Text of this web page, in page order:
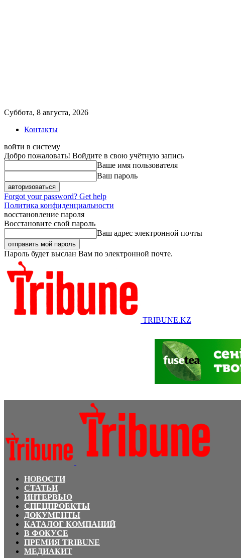
Суббота, 8 августа, 2026
Контакты
войти в систему
Добро пожаловать! Войдите в свою учётную запись
Ваше имя пользователя
Ваш пароль
Forgot your password? Get help
Политика конфиденциальности
восстановление пароля
Восстановите свой пароль
Ваш адрес электронной почты
Пароль будет выслан Вам по электронной почте.
TRIBUNE.KZ
НОВОСТИ
СТАТЬИ
ИНТЕРВЬЮ
СПЕЦПРОЕКТЫ
ДОКУМЕНТЫ
КАТАЛОГ КОМПАНИЙ
В ФОКУСЕ
ПРЕМИЯ TRIBUNE
МЕДИАКИТ